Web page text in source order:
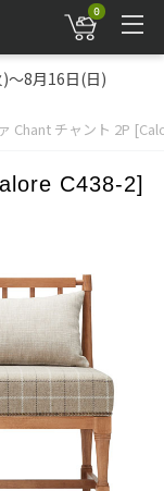
0
～8月16日(日)
Chant チャント 2P
C438-2]